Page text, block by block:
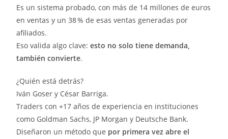
Es un sistema probado, con más de 14 millones de euros
en ventas y un 38 % de esas ventas generadas por
afiliados.
Eso valida algo clave:esto no solo tiene demanda,
también convierte.
¿Quién está detrás?
Iván Goser y César Barriga.
Traders con +17 años de experiencia en instituciones
como Goldman Sachs, JP Morgan y Deutsche Bank.
Diseñaron un método que por primera vez abre el